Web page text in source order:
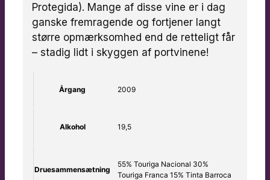
Protegida). Mange af disse vine er i dag
ganske fremragende og fortjener langt
større opmærksomhed end de retteligt får
– stadig lidt i skyggen af portvinene!
Årgang 2009
Alkohol 19,5
Druesammensætning
55% Touriga Nacional 30%
Touriga Franca 15% Tinta Barroca